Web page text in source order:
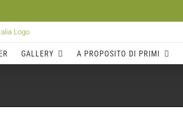
GALLERY A PROPOSITO DI PRIMI